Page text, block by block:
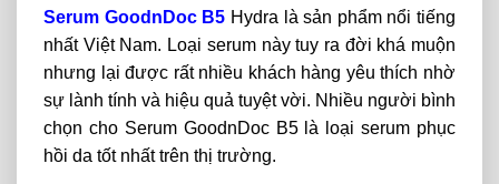
Serum GoodnDoc B5 Hydra là sản phẩm nổi tiếng
nhất Việt Nam. Loại serum này tuy ra đời khá muộn
nhưng lại được rất nhiều khách hàng yêu thích nhờ
sự lành tính và hiệu quả tuyệt vời. Nhiều người bình
chọn cho Serum GoodnDoc B5 là loại serum phục
hồi da tốt nhất trên thị trường.